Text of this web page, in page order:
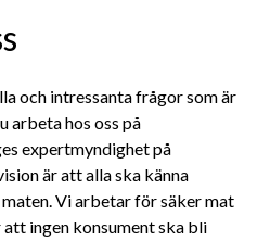
och intressanta frågor som är
arbeta hos oss på
expertmyndighet på
är att alla ska känna
Vi arbetar för säker mat
ingen konsument ska bli